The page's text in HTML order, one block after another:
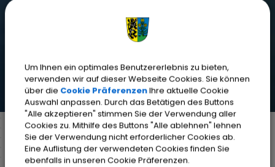
Markt Weisendorf Bürgerinfo
Rathaus
Um Ihnen ein optimales Benutzererlebnis zu bieten,
verwenden wir auf dieser Webseite Cookies. Sie können
über die Cookie PräferenzenIhre aktuelle Cookie
Auswahl anpassen. Durch das Betätigen des Buttons
"Alle akzeptieren" stimmen Sie der Verwendung aller
Cookies zu. Mithilfe des Buttons "Alle ablehnen" lehnen
Sie der Verwendung nicht erforderlicher Cookies ab.
Eine Auflistung der verwendeten Cookies finden Sie
ebenfalls in unseren Cookie Präferenzen.